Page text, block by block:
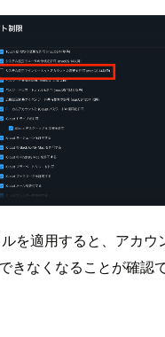
を適用すると、アカウ
きなくなることが確認